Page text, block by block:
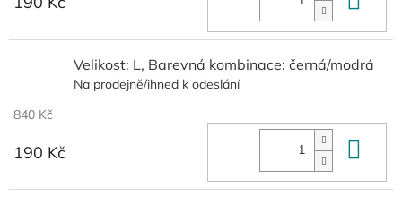
Velikost: L, Barevná kombinace: černá/modrá
Na prodejně/ihned k odeslání
840 Kč
190 Kč